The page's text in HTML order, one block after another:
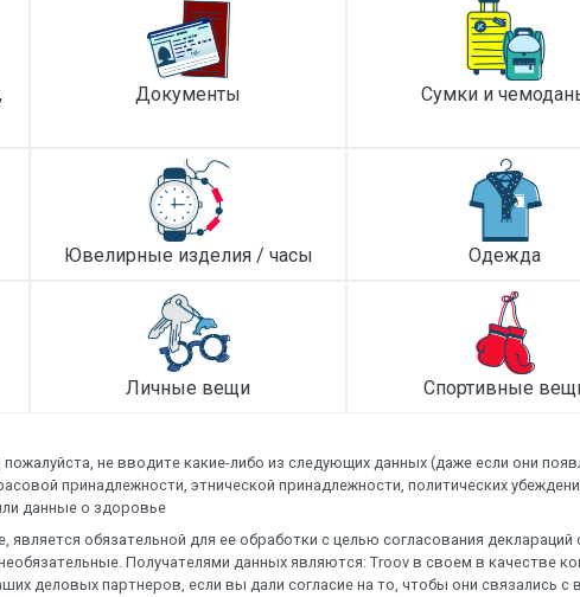
Документы Сумки и
Ювелирные изделия / часы Одежда
Личные вещи Спортивные
пожалуйста, не вводите какие-либо из следующих данных (даже если они
принадлежности, этнической принадлежности, политических
данные о здоровье
обязательной для ее обработки с целью согласования деклараций
Получателями данных являются: Troov в своем в качестве
деловых партнеров, если вы дали согласие на то, чтобы они связались